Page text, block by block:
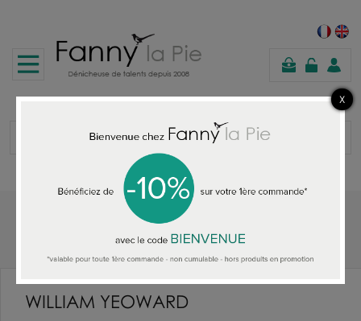
panier
Accueil WILLIAM YEOWARD
WILLIAM YEOWARD